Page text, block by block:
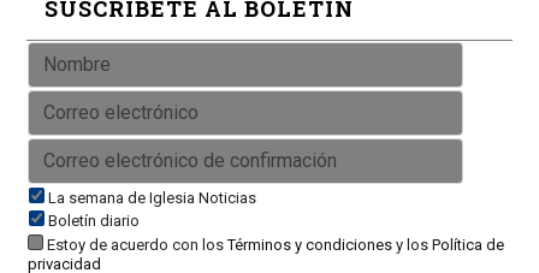
SUSCRÍBETE AL BOLETÍN
La semana de Iglesia Noticias
Boletín diario
Estoy de acuerdo con losTérminos y condicionesy los Política de
privacidad